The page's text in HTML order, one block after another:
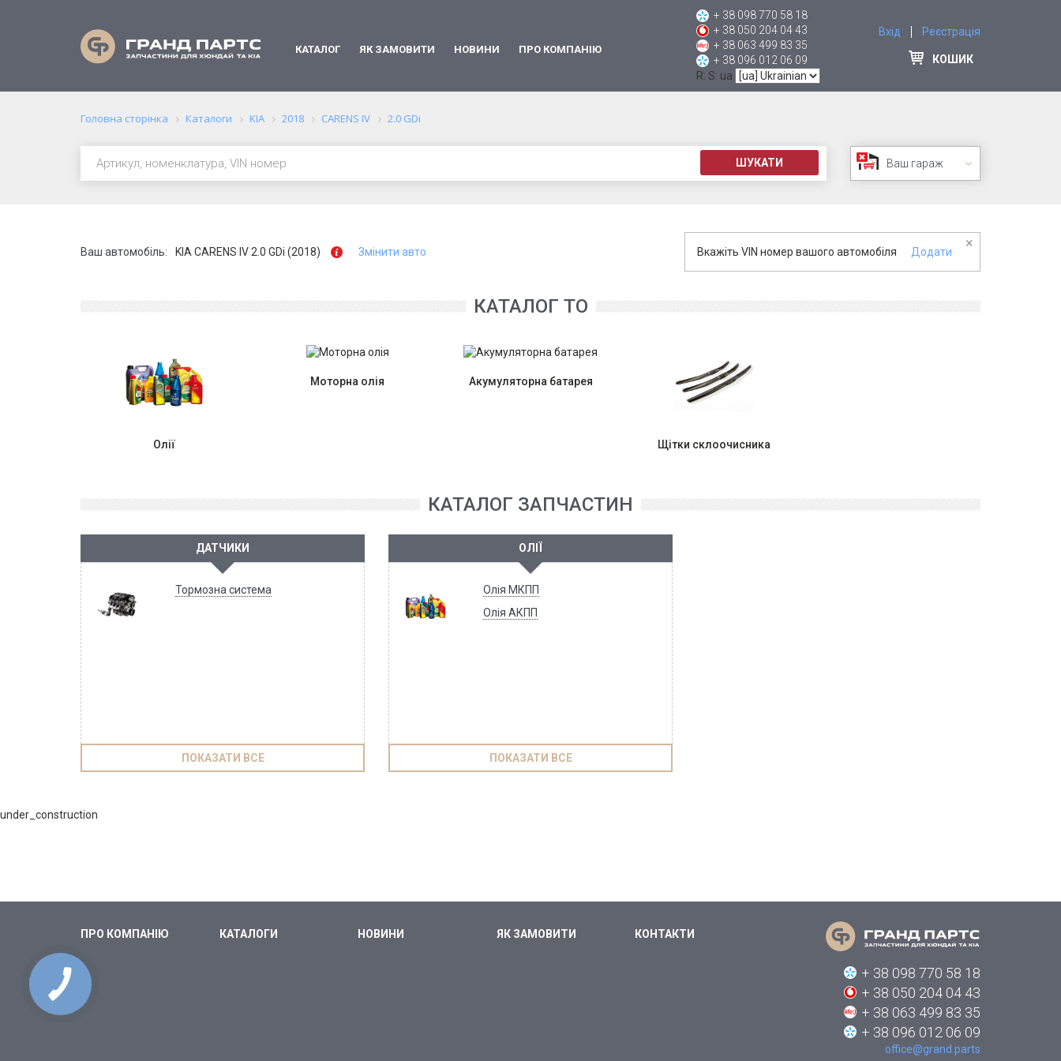
КАТАЛОГ ЯК ЗАМОВИТИ НОВИНИ ПРО КОМПАНІЮ
+ 38 098 770 58 18
+ 38 050 204 04 43
+ 38 063 499 83 35
+ 38 096 012 06 09
R: S: ua
Вхід Реєстрація
КОШИК
Головна сторінка Каталоги KIA 2018 CARENS IV 2.0 GDi
ШУКАТИ Ваш гараж
Ваш автомобіль: KIA CARENS IV 2.0 GDi (2018) Змінити авто Вкажіть VIN номер вашого автомобіля Додати
×
КАТАЛОГ ТО
Олії
Моторна олія Акумуляторна батарея
Щітки склоочисника
КАТАЛОГ ЗАПЧАСТИН
ДАТЧИКИ
Тормозна система
ПОКАЗАТИ ВСЕ
ОЛІЇ
Олія МКПП
Олія АКПП
ПОКАЗАТИ ВСЕ
under_construction
ПРО КОМПАНІЮ КАТАЛОГИ НОВИНИ ЯК ЗАМОВИТИ КОНТАКТИ
+ 38 098 770 58 18
+ 38 050 204 04 43
+ 38 063 499 83 35
+ 38 096 012 06 09
office@grand.parts